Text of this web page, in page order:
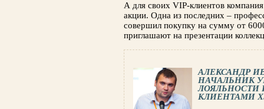
А для своих VIP-клиентов
акции. Одна из последних –
совершил покупку на сумму от
приглашают на презентации
АЛЕКСАНДР
НАЧАЛЬНИК
КЛИЕНТАМИ X5